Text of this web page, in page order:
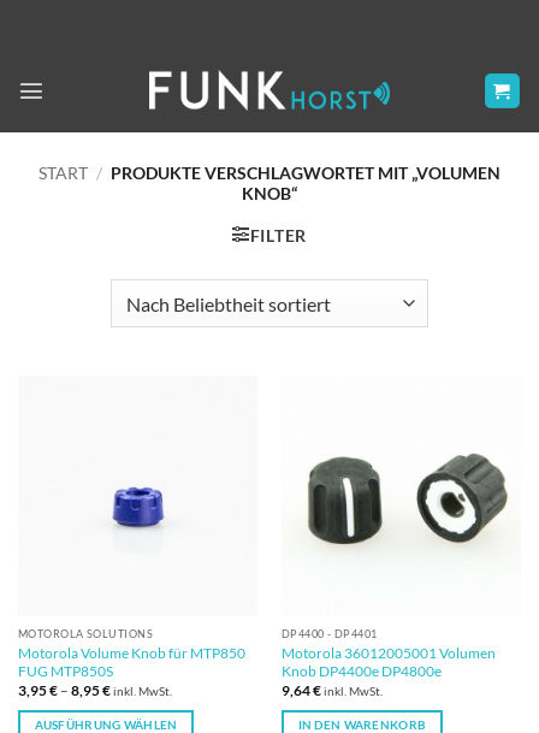
START / PRODUKTE VERSCHLAGWORTET MIT „VOLUMEN
KNOB“
FILTER
MOTOROLA SOLUTIONS
Motorola Volume Knob für MTP850
FUG MTP850S
3,95€– 8,95€inkl. MwSt.
AUSFÜHRUNG WÄHLEN
DP4400 - DP4401
Motorola 36012005001 Volumen
Knob DP4400e DP4800e
9,64€inkl. MwSt.
IN DEN WARENKORB